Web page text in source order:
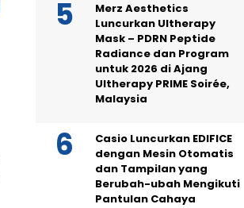
Merz Aesthetics
Luncurkan Ultherapy
Mask – PDRN Peptide
Radiance dan Program
untuk 2026 di Ajang
Ultherapy PRIME Soirée,
Malaysia
Casio Luncurkan EDIFICE
dengan Mesin Otomatis
dan Tampilan yang
Berubah-ubah Mengikuti
Pantulan Cahaya